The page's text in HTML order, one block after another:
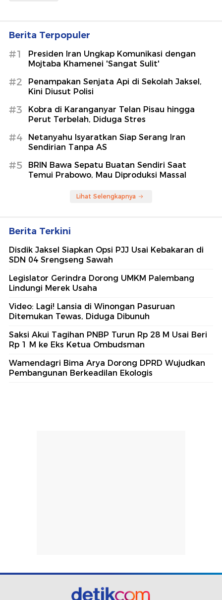
Berita Terpopuler
#1
Presiden Iran Ungkap Komunikasi dengan
Mojtaba Khamenei 'Sangat Sulit'
#2
Penampakan Senjata Api di Sekolah Jaksel,
Kini Diusut Polisi
#3
Kobra di Karanganyar Telan Pisau hingga
Perut Terbelah, Diduga Stres
#4
Netanyahu Isyaratkan Siap Serang Iran
Sendirian Tanpa AS
#5
BRIN Bawa Sepatu Buatan Sendiri Saat
Temui Prabowo, Mau Diproduksi Massal
Lihat Selengkapnya
Berita Terkini
Disdik Jaksel Siapkan Opsi PJJ Usai Kebakaran di
SDN 04 Srengseng Sawah
Legislator Gerindra Dorong UMKM Palembang
Lindungi Merek Usaha
Video: Lagi! Lansia di Winongan Pasuruan
Ditemukan Tewas, Diduga Dibunuh
Saksi Akui Tagihan PNBP Turun Rp 28 M Usai Beri
Rp 1 M ke Eks Ketua Ombudsman
Wamendagri Bima Arya Dorong DPRD Wujudkan
Pembangunan Berkeadilan Ekologis